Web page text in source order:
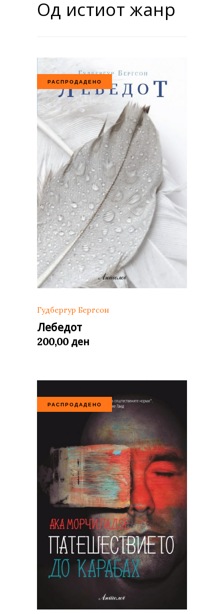
Од истиот жанр
РАСПРОДАДЕНО
Гудбергур Бергсон
Лебедот
200,00 ден
РАСПРОДАДЕНО